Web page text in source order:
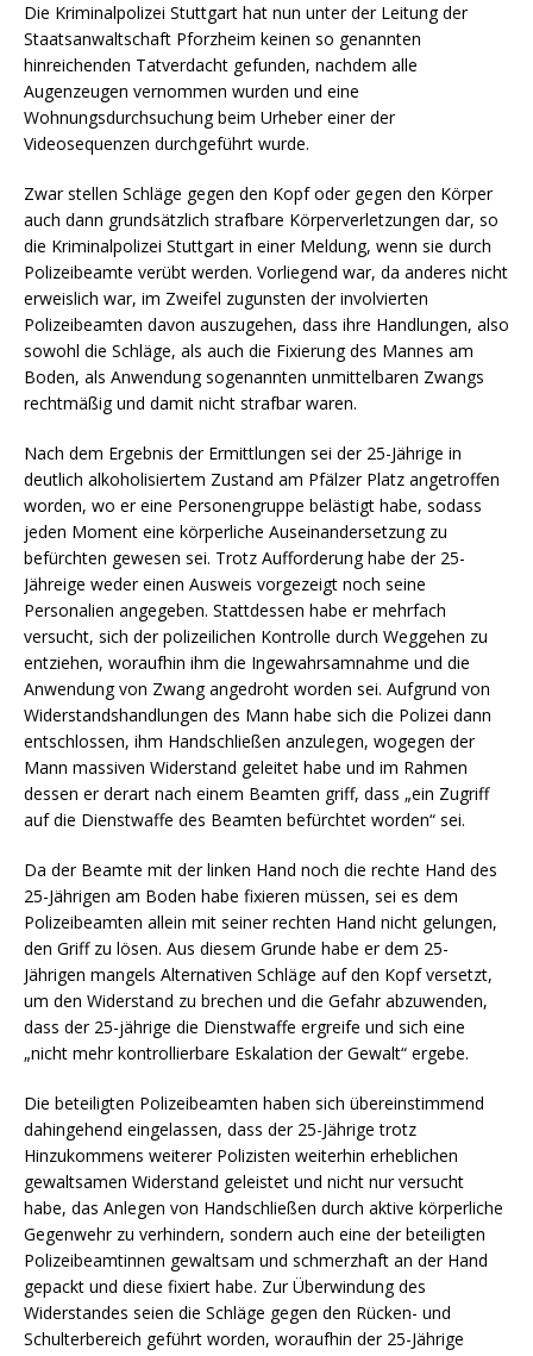
Die Kriminalpolizei Stuttgart hat nun unter der Leitung der
Staatsanwaltschaft Pforzheim keinen so genannten
hinreichenden Tatverdacht gefunden, nachdem alle
Augenzeugen vernommen wurden und eine
Wohnungsdurchsuchung beim Urheber einer der
Videosequenzen durchgeführt wurde.
Zwar stellen Schläge gegen den Kopf oder gegen den Körper
auch dann grundsätzlich strafbare Körperverletzungen dar, so
die Kriminalpolizei Stuttgart in einer Meldung, wenn sie durch
Polizeibeamte verübt werden. Vorliegend war, da anderes nicht
erweislich war, im Zweifel zugunsten der involvierten
Polizeibeamten davon auszugehen, dass ihre Handlungen, also
sowohl die Schläge, als auch die Fixierung des Mannes am
Boden, als Anwendung sogenannten unmittelbaren Zwangs
rechtmäßig und damit nicht strafbar waren.
Nach dem Ergebnis der Ermittlungen sei der 25-Jährige in
deutlich alkoholisiertem Zustand am Pfälzer Platz angetroffen
worden, wo er eine Personengruppe belästigt habe, sodass
jeden Moment eine körperliche Auseinandersetzung zu
befürchten gewesen sei. Trotz Aufforderung habe der 25-
Jähreige weder einen Ausweis vorgezeigt noch seine
Personalien angegeben. Stattdessen habe er mehrfach
versucht, sich der polizeilichen Kontrolle durch Weggehen zu
entziehen, woraufhin ihm die Ingewahrsamnahme und die
Anwendung von Zwang angedroht worden sei. Aufgrund von
Widerstandshandlungen des Mann habe sich die Polizei dann
entschlossen, ihm Handschließen anzulegen, wogegen der
Mann massiven Widerstand geleitet habe und im Rahmen
dessen er derart nach einem Beamten griff, dass „ein Zugriff
auf die Dienstwaffe des Beamten befürchtet worden“ sei.
Da der Beamte mit der linken Hand noch die rechte Hand des
25-Jährigen am Boden habe fixieren müssen, sei es dem
Polizeibeamten allein mit seiner rechten Hand nicht gelungen,
den Griff zu lösen. Aus diesem Grunde habe er dem 25-
Jährigen mangels Alternativen Schläge auf den Kopf versetzt,
um den Widerstand zu brechen und die Gefahr abzuwenden,
dass der 25-jährige die Dienstwaffe ergreife und sich eine
„nicht mehr kontrollierbare Eskalation der Gewalt“ ergebe.
Die beteiligten Polizeibeamten haben sich übereinstimmend
dahingehend eingelassen, dass der 25-Jährige trotz
Hinzukommens weiterer Polizisten weiterhin erheblichen
gewaltsamen Widerstand geleistet und nicht nur versucht
habe, das Anlegen von Handschließen durch aktive körperliche
Gegenwehr zu verhindern, sondern auch eine der beteiligten
Polizeibeamtinnen gewaltsam und schmerzhaft an der Hand
gepackt und diese fixiert habe. Zur Überwindung des
Widerstandes seien die Schläge gegen den Rücken- und
Schulterbereich geführt worden, woraufhin der 25-Jährige